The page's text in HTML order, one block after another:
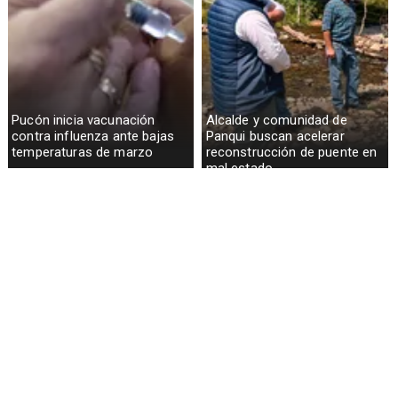
Pucón inicia vacunación
contra influenza ante bajas
temperaturas de marzo
Alcalde y comunidad de
Panqui buscan acelerar
reconstrucción de puente en
mal estado